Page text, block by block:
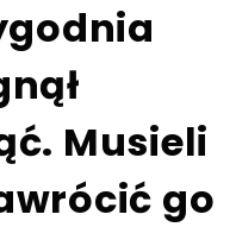
Musieli
go